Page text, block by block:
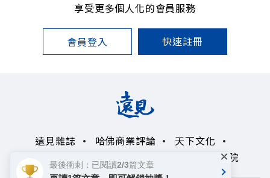
享受更多個人化的會員服務
會員登入 快速註冊
遠見雜誌 哈佛商業評論
天下文化
未來親子學習平台
50+ 領導影響力學院
最後衝刺：已閱讀2/3篇文章 ×